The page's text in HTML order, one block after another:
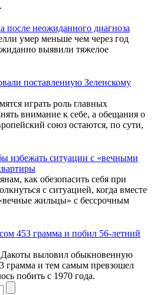
после неожиданного диагноза
умер меньше чем через год
выявили тяжелое
поставленную Зеленскому
играть роль главных
внимание к себе, а обещания о
союз остаются, по сути,
избежать ситуации с «вечными
как обезопасить себя при
с ситуацией, когда вместе
жильцы» с бессрочным
453 грамма и побил 56-летний
выловил обыкновенную
грамма и тем самым превзошел
побить с 1970 года.